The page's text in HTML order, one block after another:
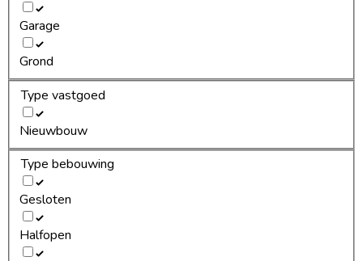
Garage
Grond
Type vastgoed
Nieuwbouw
Type bebouwing
Gesloten
Halfopen